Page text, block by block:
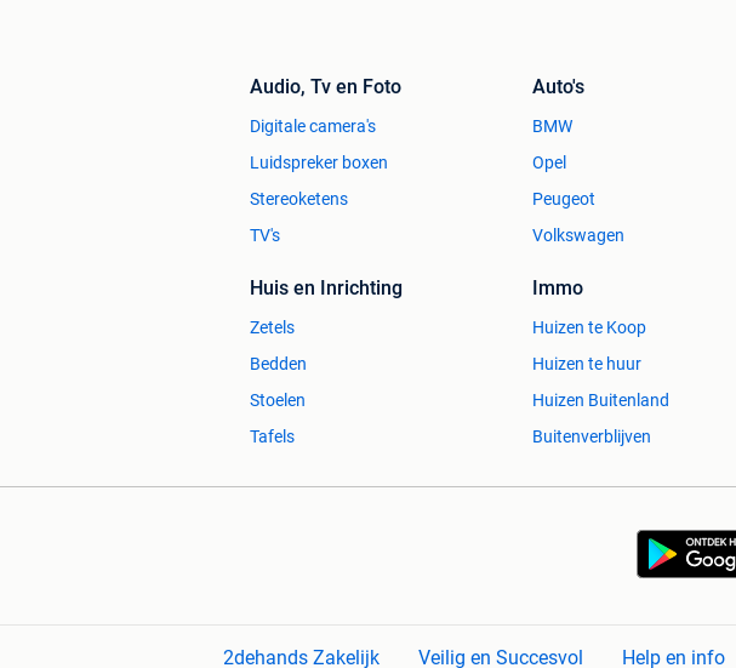
Audio, Tv en Foto
Digitale camera's
Luidspreker boxen
Stereoketens
TV's
Auto's
BMW
Opel
Peugeot
Volkswagen
Huis en Inrichting
Zetels
Bedden
Stoelen
Tafels
Immo
Huizen te Koop
Huizen te huur
Huizen Buitenland
Buitenverblijven
2dehands Zakelijk Veilig en Succesvol Help en info